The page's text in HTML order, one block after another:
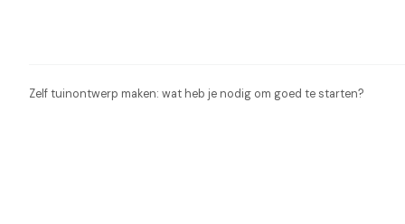
Zelf tuinontwerp maken: wat heb je nodig om goed te starten?